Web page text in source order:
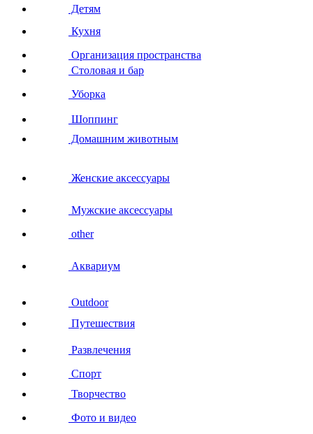
Детям
Кухня
Организация пространства
Столовая и бар
Уборка
Шоппинг
Домашним животным
Женские аксессуары
Мужские аксессуары
other
Аквариум
Outdoor
Путешествия
Развлечения
Спорт
Творчество
Фото и видео